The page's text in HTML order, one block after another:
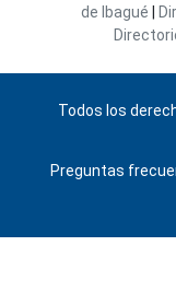
de Ibagué
Todos los
Preguntas